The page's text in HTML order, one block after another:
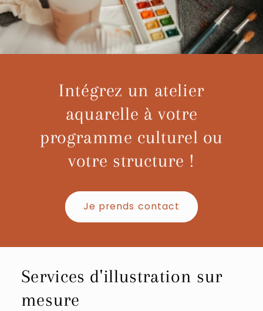
Intégrez un atelier
aquarelle à votre
programme culturel ou
votre structure !
Je prends contact
Services d'illustration sur
mesure